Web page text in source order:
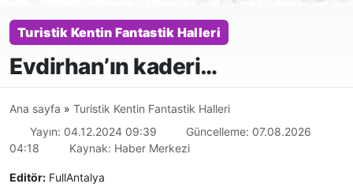
Turistik Kentin Fantastik Halleri
Evdirhan’ın kaderi…
Ana sayfa » Turistik Kentin Fantastik Halleri
Yayın: 04.12.2024 09:39
Güncelleme: 07.08.2026
04:18
Kaynak: Haber Merkezi
Editör: FullAntalya